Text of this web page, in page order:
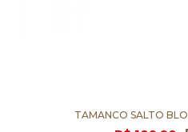
TAMANCO SALTO